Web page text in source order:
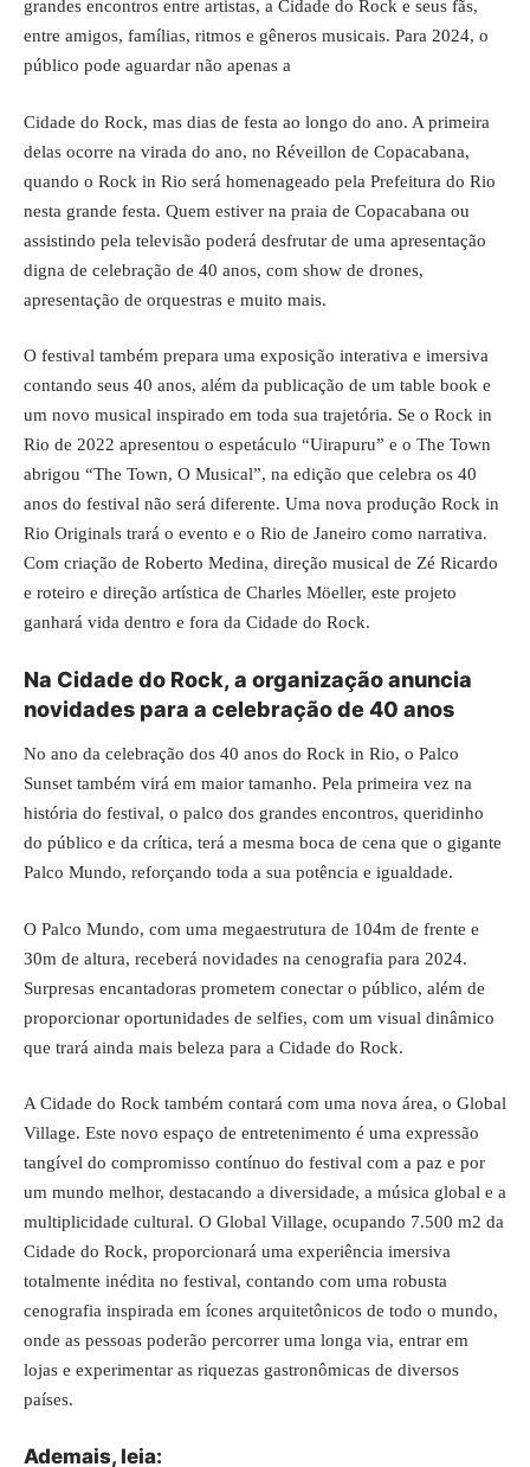
grandes encontros entre artistas, a Cidade do Rock e seus fãs,
entre amigos, famílias, ritmos e gêneros musicais. Para 2024, o
público pode aguardar não apenas a
Cidade do Rock, mas dias de festa ao longo do ano. A primeira
delas ocorre na virada do ano, no Réveillon de Copacabana,
quando o Rock in Rio será homenageado pela Prefeitura do Rio
nesta grande festa. Quem estiver na praia de Copacabana ou
assistindo pela televisão poderá desfrutar de uma apresentação
digna de celebração de 40 anos, com show de drones,
apresentação de orquestras e muito mais.
O festival também prepara uma exposição interativa e imersiva
contando seus 40 anos, além da publicação de um table book e
um novo musical inspirado em toda sua trajetória. Se o Rock in
Rio de 2022 apresentou o espetáculo “Uirapuru” e o The Town
abrigou “The Town, O Musical”, na edição que celebra os 40
anos do festival não será diferente. Uma nova produção Rock in
Rio Originals trará o evento e o Rio de Janeiro como narrativa.
Com criação de Roberto Medina, direção musical de Zé Ricardo
e roteiro e direção artística de Charles Möeller, este projeto
ganhará vida dentro e fora da Cidade do Rock.
Na Cidade do Rock, a organização anuncia
novidades para a celebração de 40 anos
No ano da celebração dos 40 anos do Rock in Rio, o Palco
Sunset também virá em maior tamanho. Pela primeira vez na
história do festival, o palco dos grandes encontros, queridinho
do público e da crítica, terá a mesma boca de cena que o gigante
Palco Mundo, reforçando toda a sua potência e igualdade.
O Palco Mundo, com uma megaestrutura de 104m de frente e
30m de altura, receberá novidades na cenografia para 2024.
Surpresas encantadoras prometem conectar o público, além de
proporcionar oportunidades de selfies, com um visual dinâmico
que trará ainda mais beleza para a Cidade do Rock.
A Cidade do Rock também contará com uma nova área, o Global
Village. Este novo espaço de entretenimento é uma expressão
tangível do compromisso contínuo do festival com a paz e por
um mundo melhor, destacando a diversidade, a música global e a
multiplicidade cultural. O Global Village, ocupando 7.500 m2 da
Cidade do Rock, proporcionará uma experiência imersiva
totalmente inédita no festival, contando com uma robusta
cenografia inspirada em ícones arquitetônicos de todo o mundo,
onde as pessoas poderão percorrer uma longa via, entrar em
lojas e experimentar as riquezas gastronômicas de diversos
países.
Ademais, leia: